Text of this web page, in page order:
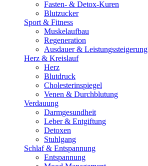
Fasten- & Detox-Kuren
Blutzucker
Sport & Fitness
Muskelaufbau
Regeneration
Ausdauer & Leistungssteigerung
Herz & Kreislauf
Herz
Blutdruck
Cholesterinspiegel
Venen & Durchblutung
Verdauung
Darmgesundheit
Leber & Entgiftung
Detoxen
Stuhlgang
Schlaf & Entspannung
Entspannung